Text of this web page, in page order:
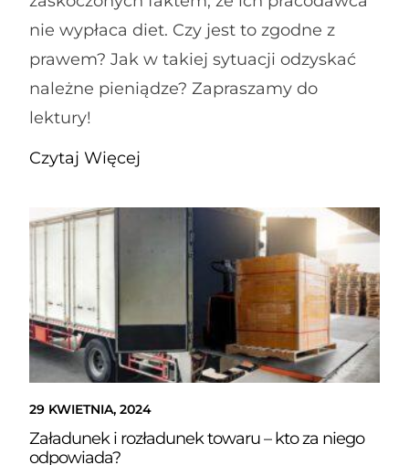
nie wypłaca diet. Czy jest to zgodne z
prawem? Jak w takiej sytuacji odzyskać
należne pieniądze? Zapraszamy do
lektury!
Czytaj Więcej
Załadunek i rozładunek towaru – kto za niego
odpowiada?
29 KWIETNIA, 2024